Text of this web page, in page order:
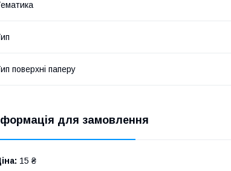
поверхні паперу
для замовлення
15 ₴